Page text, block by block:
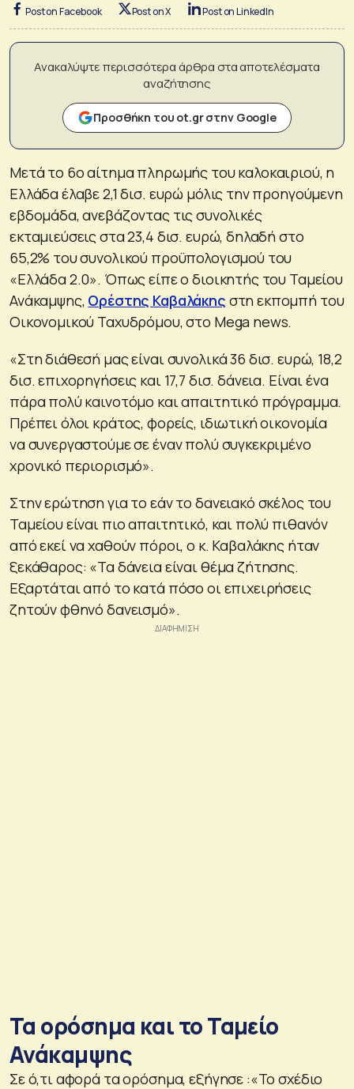
Post on Facebook Post on X Post on LinkedIn
Ανακαλύψτε περισσότερα άρθρα στα αποτελέσματα
αναζήτησης
Προσθήκη του ot.gr στην Google
Μετά το 6ο αίτημα πληρωμής του καλοκαιριού, η
Ελλάδα έλαβε 2,1 δισ. ευρώ μόλις την προηγούμενη
εβδομάδα, ανεβάζοντας τις συνολικές
εκταμιεύσεις στα 23,4 δισ. ευρώ, δηλαδή στο
65,2% του συνολικού προϋπολογισμού του
«Ελλάδα 2.0». Όπως είπε ο διοικητής του Ταμείου
Ανάκαμψης, Ορέστης Καβαλάκης στη εκπομπή του
Οικονομικού Ταχυδρόμου, στο Mega news.
«Στη διάθεσή μας είναι συνολικά 36 δισ. ευρώ, 18,2
δισ. επιχορηγήσεις και 17,7 δισ. δάνεια. Είναι ένα
πάρα πολύ καινοτόμο και απαιτητικό πρόγραμμα.
Πρέπει όλοι κράτος, φορείς, ιδιωτική οικονομία
να συνεργαστούμε σε έναν πολύ συγκεκριμένο
χρονικό περιορισμό».
Στην ερώτηση για το εάν το δανειακό σκέλος του
Ταμείου είναι πιο απαιτητικό, και πολύ πιθανόν
από εκεί να χαθούν πόροι, ο κ. Καβαλάκης ήταν
ξεκάθαρος: «Τα δάνεια είναι θέμα ζήτησης.
Εξαρτάται από το κατά πόσο οι επιχειρήσεις
ζητούν φθηνό δανεισμό».
Τα ορόσημα και το Ταμείο
Ανάκαμψης
Σε ό,τι αφορά τα ορόσημα, εξήγησε :«Το σχέδιο